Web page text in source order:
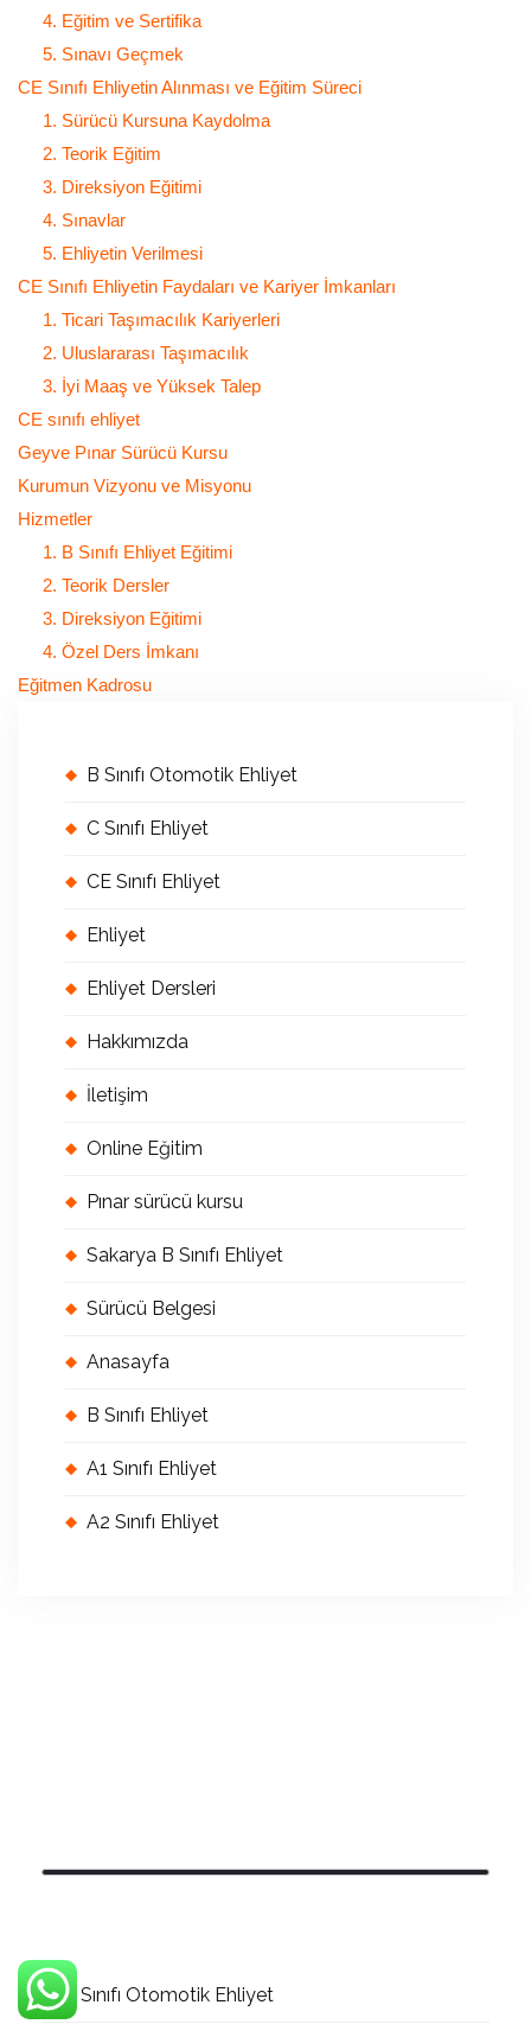
4. Eğitim ve Sertifika
5. Sınavı Geçmek
CE Sınıfı Ehliyetin Alınması ve Eğitim Süreci
1. Sürücü Kursuna Kaydolma
2. Teorik Eğitim
3. Direksiyon Eğitimi
4. Sınavlar
5. Ehliyetin Verilmesi
CE Sınıfı Ehliyetin Faydaları ve Kariyer İmkanları
1. Ticari Taşımacılık Kariyerleri
2. Uluslararası Taşımacılık
3. İyi Maaş ve Yüksek Talep
CE sınıfı ehliyet
Geyve Pınar Sürücü Kursu
Kurumun Vizyonu ve Misyonu
Hizmetler
1. B Sınıfı Ehliyet Eğitimi
2. Teorik Dersler
3. Direksiyon Eğitimi
4. Özel Ders İmkanı
Eğitmen Kadrosu
B Sınıfı Otomotik Ehliyet
C Sınıfı Ehliyet
CE Sınıfı Ehliyet
Ehliyet
Ehliyet Dersleri
Hakkımızda
İletişim
Online Eğitim
Pınar sürücü kursu
Sakarya B Sınıfı Ehliyet
Sürücü Belgesi
Anasayfa
B Sınıfı Ehliyet
A1 Sınıfı Ehliyet
A2 Sınıfı Ehliyet
B Sınıfı Otomotik Ehliyet